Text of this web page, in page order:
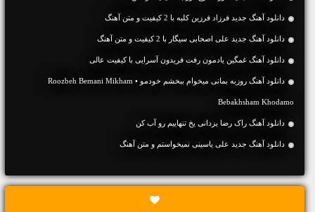
دانلود آهنگ جديد فرزاد فرزین کلبه با 2 کیفیت و متن آهنگ
دانلود آهنگ جديد علی اصحابی سیگار با 2 کیفیت و متن آهنگ
دانلود آهنگ غمگین یادمون رفت فریدون آسرایی با کیفیت عالی
دانلود آهنگ روزبه بمانی میخوام ببخشم خودمو • Roozbeh Bemani Mikham
Bebakhsham Khodamo
دانلود آهنگ راک رضا یزدانی یخ تنهاییم رو آب کن
دانلود آهنگ جديد علی یاسینی نمیخواستم و متن آهنگ